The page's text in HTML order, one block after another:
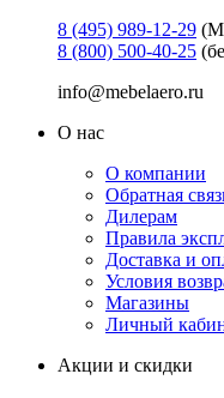
8 (495) 989-12-29
8 (800) 500-40-25
info@mebelaero.ru
О нас
О компании
Обратная
Дилерам
Правила
Доставка и
Условия
Магазины
Личный
Акции и скидки